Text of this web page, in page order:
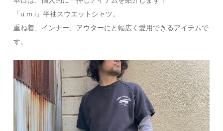
「u.m.i」半袖スウエットシャツ。
重ね着、インナー、アウターにと幅広く愛用できるアイテムで
す。